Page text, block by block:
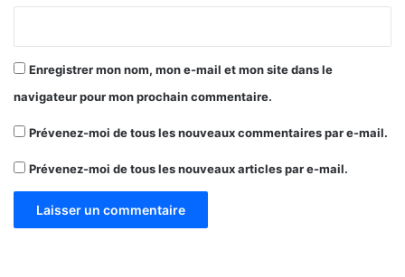
Enregistrer mon nom, mon e-mail et mon site dans le
navigateur pour mon prochain commentaire.
Prévenez-moi de tous les nouveaux commentaires par e-mail.
Prévenez-moi de tous les nouveaux articles par e-mail.